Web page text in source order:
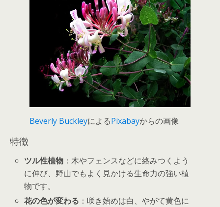
Beverly BuckleyによるPixabayからの画像
特徴
ツル性植物 ：木やフェンスなどに絡みつくよう
に伸び、野山でもよく見かける生命力の強い植
物です。
花の色が変わる ：咲き始めは白、やがて黄色に